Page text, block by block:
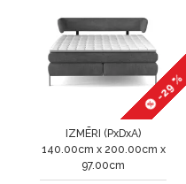
-29 %
IZMĒRI (PxDxA)
140.00cm x 200.00cm x
97.00cm